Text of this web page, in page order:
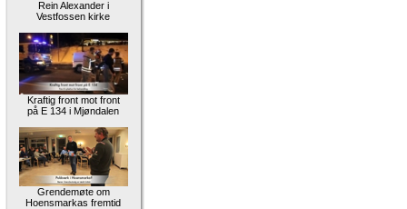
Rein Alexander i
Vestfossen kirke
Kraftig front mot front
på E 134 i Mjøndalen
Grendemøte om
Hoensmarkas fremtid